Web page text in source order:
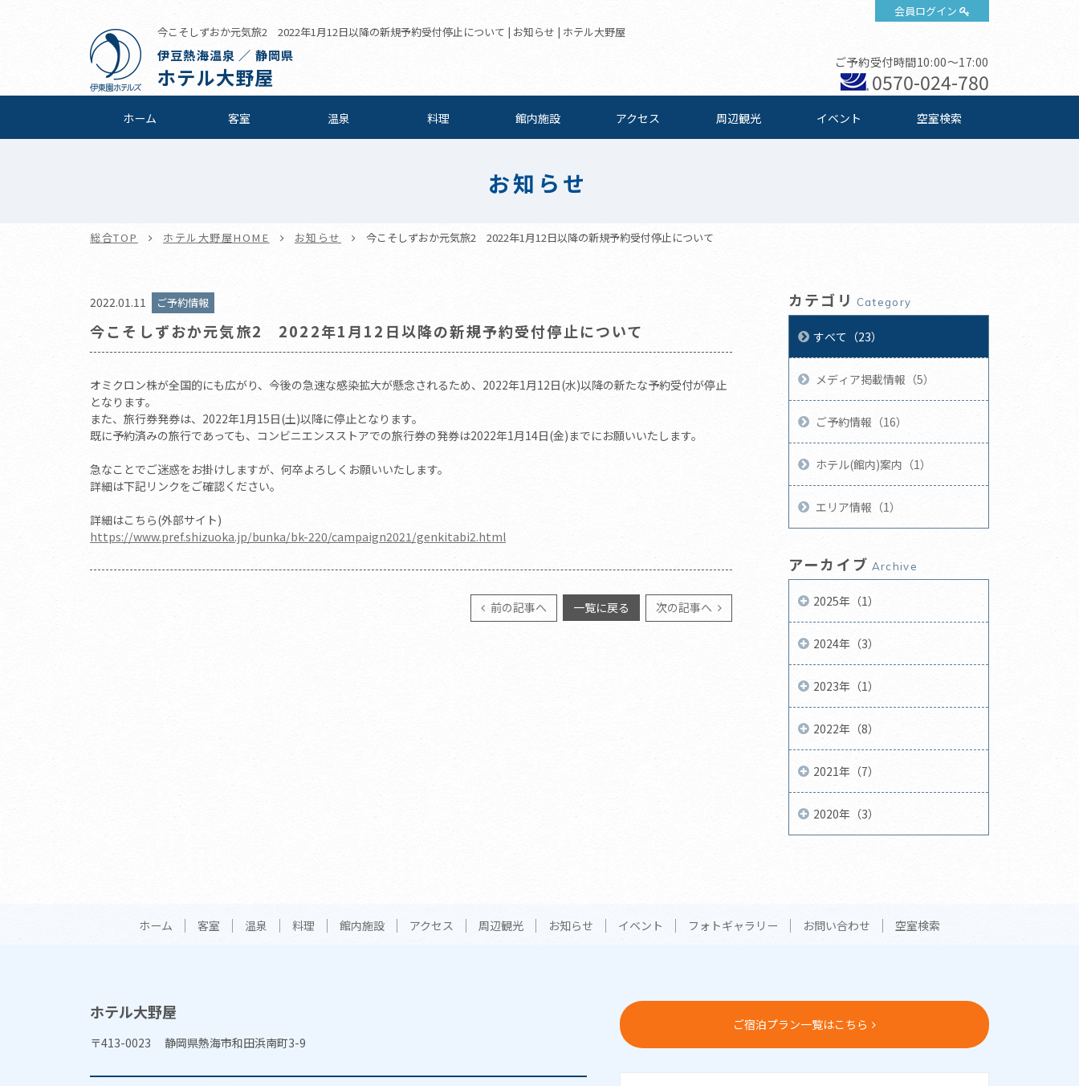
会員ログイン
今こそしずおか元気旅2 2022年1月12日以降の新規予約受付停止について | お知らせ | ホテル大野屋
伊豆熱海温泉 ／ 静岡県
ホテル大野屋
ご予約受付時間10:00～17:00
0570-024-780
ホーム 客室 温泉 料理 館内施設 アクセス 周辺観光 イベント 空室検索
お知らせ
総合TOP ホテル大野屋HOME お知らせ 今こそしずおか元気旅2 2022年1月12日以降の新規予約受付停止について
2022.01.11 ご予約情報
今こそしずおか元気旅2 2022年1月12日以降の新規予約受付停止について
オミクロン株が全国的にも広がり、今後の急速な感染拡大が懸念されるため、2022年1月12日(水)以降の新たな予約受付が停止
となります。
また、旅行券発券は、2022年1月15日(土)以降に停止となります。
既に予約済みの旅行であっても、コンビニエンスストアでの旅行券の発券は2022年1月14日(金)までにお願いいたします。
急なことでご迷惑をお掛けしますが、何卒よろしくお願いいたします。
詳細は下記リンクをご確認ください。
詳細はこちら(外部サイト)
https://www.pref.shizuoka.jp/bunka/bk-220/campaign2021/genkitabi2.html
前の記事へ 一覧に戻る 次の記事へ
カテゴリ Category
すべて（23）
メディア掲載情報（5）
ご予約情報（16）
ホテル(館内)案内（1）
エリア情報（1）
アーカイブ Archive
2025年（1）
2024年（3）
2023年（1）
2022年（8）
2021年（7）
2020年（3）
ホーム 客室 温泉 料理 館内施設 アクセス 周辺観光 お知らせ イベント フォトギャラリー お問い合わせ 空室検索
ホテル大野屋
〒413-0023 静岡県熱海市和田浜南町3-9
ご宿泊プラン一覧はこちら